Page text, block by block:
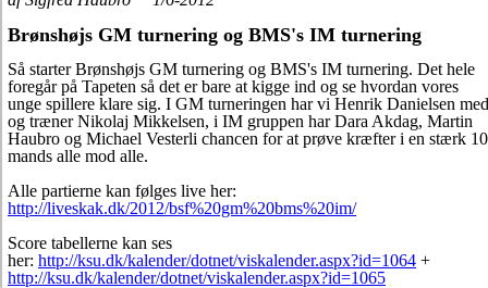
Brønshøjs GM turnering og BMS's IM turnering
Så starter Brønshøjs GM turnering og BMS's IM turnering. Det hele
foregår på Tapeten så det er bare at kigge ind og se hvordan vores
unge spillere klare sig. I GM turneringen har vi Henrik Danielsen med
og træner Nikolaj Mikkelsen, i IM gruppen har Dara Akdag, Martin
Haubro og Michael Vesterli chancen for at prøve kræfter i en stærk 10
mands alle mod alle.
Alle partierne kan følges live her:
http://liveskak.dk/2012/bsf%20gm%20bms%20im/
Score tabellerne kan ses
her: http://ksu.dk/kalender/dotnet/viskalender.aspx?id=1064 +
http://ksu.dk/kalender/dotnet/viskalender.aspx?id=1065